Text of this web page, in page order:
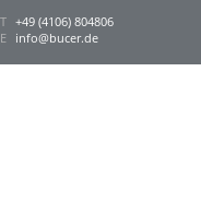
T +49 (4106) 804806
E info@bucer.de